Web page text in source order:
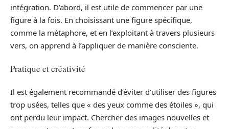
intégration. D’abord, il est utile de commencer par une
figure à la fois. En choisissant une figure spécifique,
comme la métaphore, et en l’exploitant à travers plusieurs
vers, on apprend à l’appliquer de manière consciente.
Pratique et créativité
Il est également recommandé d’éviter d’utiliser des figures
trop usées, telles que « des yeux comme des étoiles », qui
ont perdu leur impact. Chercher des images nouvelles et